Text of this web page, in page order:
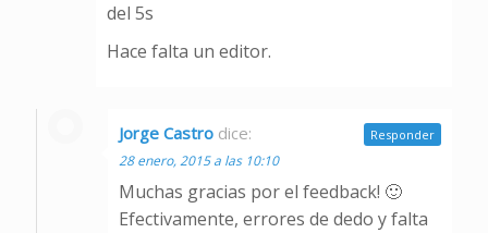
del 5s
Hace falta un editor.
Jorge Castro dice:
28 enero, 2015 a las 10:10
Muchas gracias por el feedback! 🙂
Efectivamente, errores de dedo y falta
Responder